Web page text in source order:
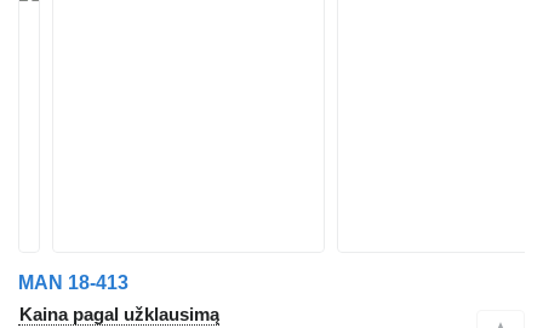
MAN 18-413
Kaina pagal užklausimą